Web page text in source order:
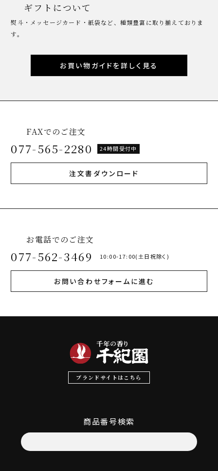
ギフトについて
熨斗・メッセージカード・紙袋など、種類豊富に取り揃えておりま
す。
お買い物ガイドを詳しく見る
FAXでのご注文
077-565-2280 24時間受付中
注文書ダウンロード
お電話でのご注文
077-562-3469 10:00-17:00(土日祝除く)
お問い合わせフォームに進む
ブランドサイトはこちら
商品番号検索